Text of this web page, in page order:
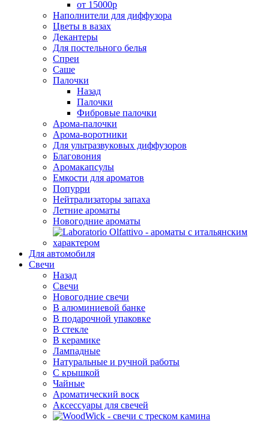
от 15000р
Наполнители для диффузора
Цветы в вазах
Декантеры
Для постельного белья
Спреи
Саше
Палочки
Назад
Палочки
Фибровые палочки
Арома-палочки
Арома-воротники
Для ультразвуковых диффузоров
Благовония
Аромакапсулы
Емкости для ароматов
Попурри
Нейтрализаторы запаха
Летние ароматы
Новогодние ароматы
Для автомобиля
Свечи
Назад
Свечи
Новогодние свечи
В алюминиевой банке
В подарочной упаковке
В стекле
В керамике
Лампадные
Натуральные и ручной работы
С крышкой
Чайные
Ароматический воск
Аксессуары для свечей